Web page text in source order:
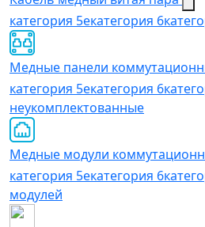
категория 5eкатегория 6
Медные панели
категория 5екатегория 6
неукомплектованные
Медные модули
категория 5екатегория 6
модулей